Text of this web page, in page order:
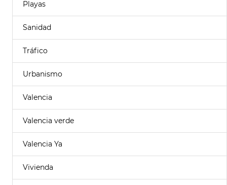
Playas
Sanidad
Tráfico
Urbanismo
Valencia
Valencia verde
Valencia Ya
Vivienda